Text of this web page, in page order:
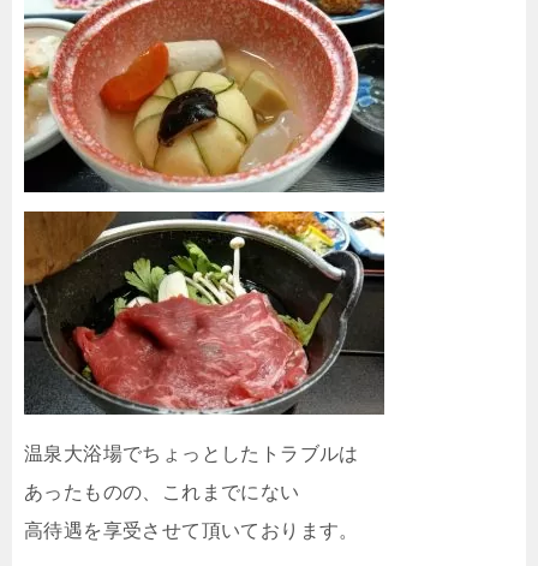
温泉大浴場でちょっとしたトラブルは
あったものの、これまでにない
高待遇を享受させて頂いております。